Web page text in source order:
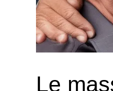
Le